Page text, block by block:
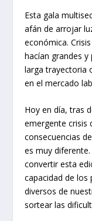
Esta gala
afán de arrojar
económica.
hacían grandes
larga trayectoria
en el mercado
Hoy en día, tras
emergente crisis
consecuencias
es muy
convertir esta
capacidad de
diversos de
sortear las